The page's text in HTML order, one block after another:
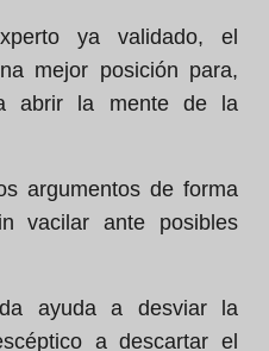
ya validado, el
mejor posición para,
abrir la mente de la
argumentos de forma
vacilar ante posibles
ayuda a desviar la
a descartar el